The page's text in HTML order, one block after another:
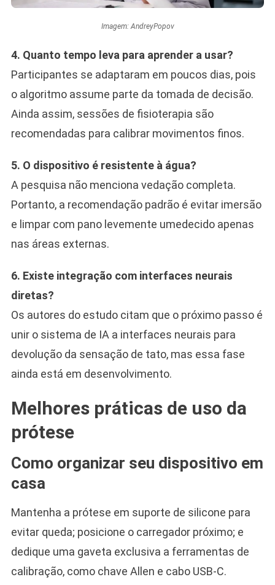
Imagem: AndreyPopov
4. Quanto tempo leva para aprender a usar?
Participantes se adaptaram em poucos dias, pois
o algoritmo assume parte da tomada de decisão.
Ainda assim, sessões de fisioterapia são
recomendadas para calibrar movimentos finos.
5. O dispositivo é resistente à água?
A pesquisa não menciona vedação completa.
Portanto, a recomendação padrão é evitar imersão
e limpar com pano levemente umedecido apenas
nas áreas externas.
6. Existe integração com interfaces neurais
diretas?
Os autores do estudo citam que o próximo passo é
unir o sistema de IA a interfaces neurais para
devolução da sensação de tato, mas essa fase
ainda está em desenvolvimento.
Melhores práticas de uso da
prótese
Como organizar seu dispositivo em
casa
Mantenha a prótese em suporte de silicone para
evitar queda; posicione o carregador próximo; e
dedique uma gaveta exclusiva a ferramentas de
calibração, como chave Allen e cabo USB-C.